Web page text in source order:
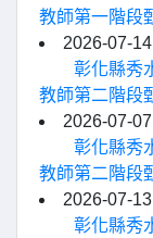
教師第一階段
2026-07-14
彰化縣秀
教師第二階段
2026-07-07
彰化縣秀
教師第二階段
2026-07-13
彰化縣秀